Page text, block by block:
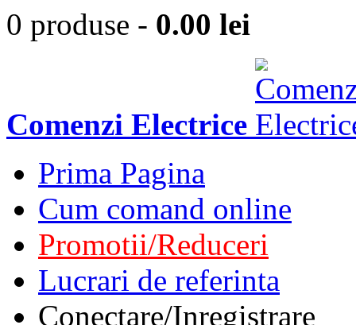
0 produse - 0.00 lei
Comenzi Electrice
Prima Pagina
Cum comand online
Promotii/Reduceri
Lucrari de referinta
Conectare/Inregistrare